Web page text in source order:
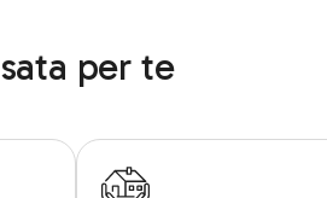
per te